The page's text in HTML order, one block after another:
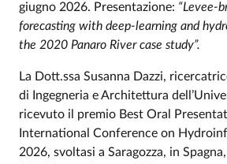
giugno 2026. Presentazione: “Levee-
forecasting with deep-learning and
the 2020 Panaro River case study”.
La Dott.ssa Susanna Dazzi,
di Ingegneria e Architettura
ricevuto il premio Best Oral
International Conference on
2026, svoltasi a Saragozza, in